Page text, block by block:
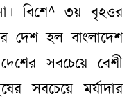
বিশে^ ৩য় বৃহত্তর
দেশ হল বাংলাদেশ
সবচেয়ে বেশী
সবচেয়ে মর্যাদার